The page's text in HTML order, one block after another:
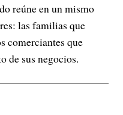
reúne en un mismo
las familias que
comerciantes que
de sus negocios.